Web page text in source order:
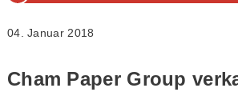
04. Januar 2018
Cham Paper Group